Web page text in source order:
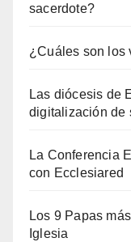
sacerdote?
¿Cuáles son los
Las diócesis de
digitalización de
La Conferencia
con Ecclesiared
Los 9 Papas
Iglesia